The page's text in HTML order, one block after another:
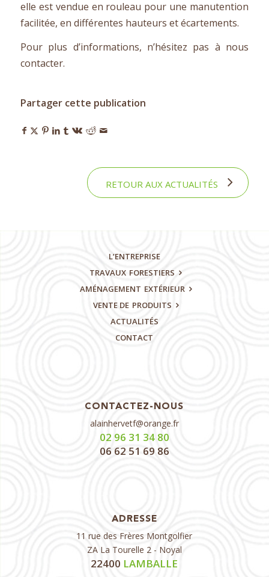
elle est vendue en rouleau pour une manutention
facilitée, en différentes hauteurs et écartements.
Pour plus d’informations, n’hésitez pas à nous
contacter.
Partager cette publication
RETOUR AUX ACTUALITÉS
L’ENTREPRISE
TRAVAUX FORESTIERS
AMÉNAGEMENT EXTÉRIEUR
VENTE DE PRODUITS
ACTUALITÉS
CONTACT
CONTACTEZ-NOUS
alainhervetf@orange.fr
02 96 31 34 80
06 62 51 69 86
ADRESSE
11 rue des Frères Montgolfier
ZA La Tourelle 2 - Noyal
22400 LAMBALLE